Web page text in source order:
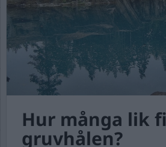
Hur många lik
gruvhålen?